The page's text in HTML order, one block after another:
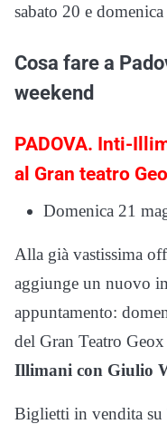
sabato 20 e
Cosa fare a
weekend
PADOVA. Inti-
al Gran teatro
Domenica 21
Alla già vastissima
aggiunge un nuovo
appuntamento:
del Gran Teatro
Illimani con Giulio
Biglietti in vendita su